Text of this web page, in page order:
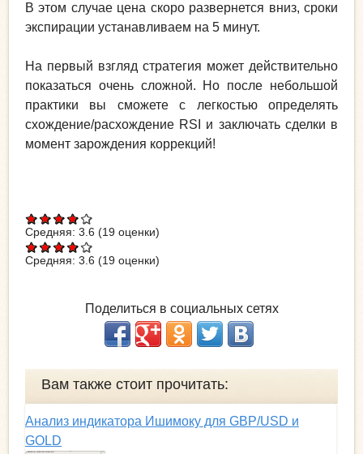
В этом случае цена скоро развернется вниз, сроки
экспирации устанавливаем на 5 минут.
На первый взгляд стратегия может действительно
показаться очень сложной. Но после небольшой
практики вы сможете с легкостью определять
схождение/расхождение RSI и заключать сделки в
момент зарождения коррекций!
Средняя: 3.6 (19 оценки)
Средняя: 3.6 (19 оценки)
Поделиться в социальных сетях
Вам также стоит прочитать:
Анализ индикатора Ишимоку для GBP/USD и
GOLD